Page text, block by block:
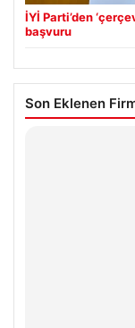
İYİ Parti’den
başvuru
Son Eklenen